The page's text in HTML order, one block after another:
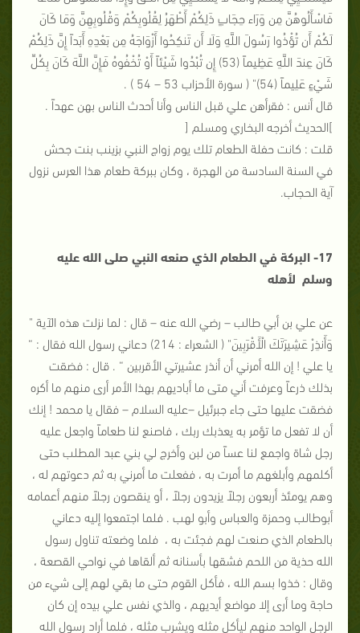
فَاسْأَلُوهُنَّ مِن وَرَاء حِجَابٍ ذَلِكُمْ أَطْهَرُ لِقُلُوبِكُمْ وَقُلُوبِهِنَّ وَمَا كَانَ
لَكُمْ أَن تُؤْذُوا رَسُولَ اللَّهِ وَلَا أَن تَنكِحُوا أَزْوَاجَهُ مِن بَعْدِهِ أَبَداً إِنَّ ذَلِكُمْ
كَانَ عِندَ اللَّهِ عَظِيماً (53) إِن تُبْدُوا شَيْئاً أَوْ تُخْفُوهُ فَإِنَّ اللَّهَ كَانَ بِكُلِّ
شَيْءٍ عَلِيماً (54)" ( سورة الأحزاب 53 – 54 ) .
قال أنس : فقرأهن علي قبل الناس وأنا أحدث الناس بهن عهداً .
]الحديث أخرجه البخاري ومسلم [
قلت : كانت حفلة الطعام تلك يوم زواج النبي بزينب بنت جحش
في السنة السادسة من الهجرة ، وكان ببركة طعام هذا العرس نزول
آية الحجاب.
17- البركة في الطعام الذي صنعه النبي صلى الله عليه
وسلم لأهله
عن علي بن أبي طالب – رضي الله عنه – قال : لما نزلت هذه الآية "
وَأَنذِرْ عَشِيرَتَكَ الْأَقْرَبِينَ" ( الشعراء : 214) دعاني رسول الله فقال : “
يا علي ! إن الله أمرني أن أنذر عشيرتي الأقربين “ . قال : فضقت
بذلك ذرعاً وعرفت أني متى ما أباديهم بهذا الأمر أرى منهم ما أكره
فضقت عليها حتى جاء جبرئيل –عليه السلام – فقال يا محمد ! إنك
أن لا تفعل ما تؤمر به يعذبك ربك ، فاصنع لنا طعاماً واجعل عليه
رجل شاة واجمع لنا عساً من لبن وأخرج لي بني عبد المطلب حتى
أكلمهم وأبلغهم ما أمرت به ، ففعلت ما أمرني به ثم دعوتهم له ،
وهم يومئذ أربعون رجلاً يزيدون رجلاً ، أو ينقصون رجلاً منهم أعمامه
أبوطالب وحمزة والعباس وأبو لهب . فلما اجتمعوا إليه دعاني
بالطعام الذي صنعت لهم فجئت به ، فلما وضعته تناول رسول
الله حذية من اللحم فشقها بأسنانه ثم ألقاها في نواحي القصعة ،
وقال : خذوا بسم الله ، فأكل القوم حتى ما بقي لهم إلى شيء من
حاجة وما أرى إلا مواضع أيديهم ، والذي نفس علي بيده إن كان
الرجل الواحد منهم ليأكل مثله ويشرب مثله ، فلما أراد رسول الله